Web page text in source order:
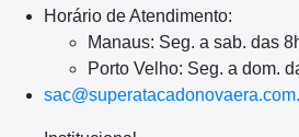
Horário de Atendimento:
Manaus: Seg. a sab. das
Porto Velho: Seg. a dom.